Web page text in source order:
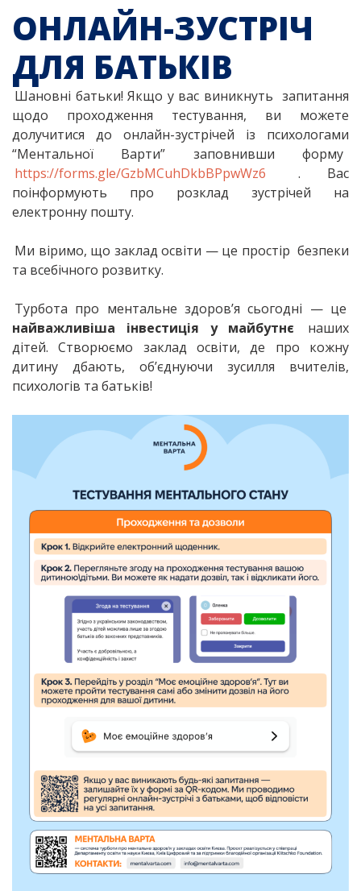
ОНЛАЙН-ЗУСТРІЧ
ДЛЯ БАТЬКІВ
Шановні батьки! Якщо у вас виникнуть запитання
щодо проходження тестування, ви можете
долучитися до онлайн-зустрічей із психологами
“Ментальної Варти” заповнивши форму
https://forms.gle/GzbMCuhDkbBPpwWz6
. Вас
поінформують про розклад зустрічей на
електронну пошту.
Ми віримо, що заклад освіти — це простір безпеки
та всебічного розвитку.
Турбота про ментальне здоров’я сьогодні — це
найважливіша інвестиція у майбутнє
наших
дітей. Створюємо заклад освіти, де про кожну
дитину дбають, об’єднуючи зусилля вчителів,
психологів та батьків!